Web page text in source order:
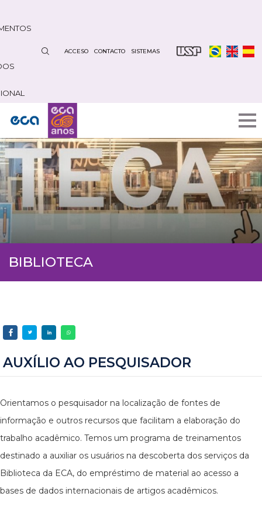
contenido
ACCESO CONTACTO SISTEMAS
BIBLIOTECA
AUXÍLIO AO PESQUISADOR
Orientamos o pesquisador na localização de fontes de
informação e outros recursos que facilitam a elaboração do
trabalho acadêmico. Temos um programa de treinamentos
destinado a auxiliar os usuários na descoberta dos serviços da
Biblioteca da ECA, do empréstimo de material ao acesso a
bases de dados internacionais de artigos acadêmicos.